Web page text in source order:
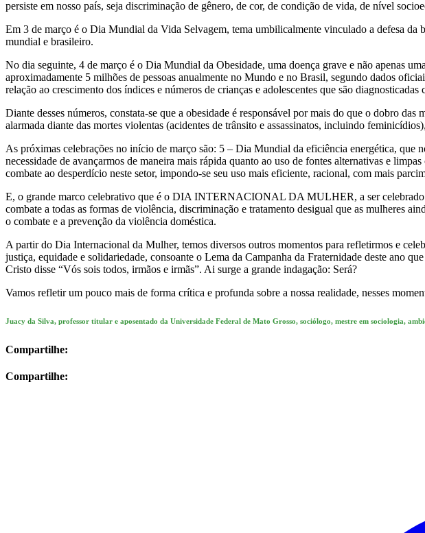
persiste em nosso país, seja discriminação de gênero, de cor, de condição de vida, de nível
Em 3 de março é o Dia Mundial da Vida Selvagem, tema umbilicalmente vinculado a defesa
mundial e brasileiro.
No dia seguinte, 4 de março é o Dia Mundial da Obesidade, uma doença grave e não apenas
aproximadamente 5 milhões de pessoas anualmente no Mundo e no Brasil, segundo dados
relação ao crescimento dos índices e números de crianças e adolescentes que são
Diante desses números, constata-se que a obesidade é responsável por mais do que o dobro
alarmada diante das mortes violentas (acidentes de trânsito e assassinatos, incluindo
As próximas celebrações no início de março são: 5 – Dia Mundial da eficiência energética, que
necessidade de avançarmos de maneira mais rápida quanto ao uso de fontes alternativas e
combate ao desperdício neste setor, impondo-se seu uso mais eficiente, racional, com mais
E, o grande marco celebrativo que é o DIA INTERNACIONAL DA MULHER, a ser celebrado
combate a todas as formas de violência, discriminação e tratamento desigual que as mulheres
o combate e a prevenção da violência doméstica.
A partir do Dia Internacional da Mulher, temos diversos outros momentos para refletirmos e
justiça, equidade e solidariedade, consoante o Lema da Campanha da Fraternidade deste ano
Cristo disse “Vós sois todos, irmãos e irmãs”. Ai surge a grande indagação: Será?
Vamos refletir um pouco mais de forma crítica e profunda sobre a nossa realidade, nesses
Juacy da Silva, professor titular e aposentado da Universidade Federal de Mato Grosso, sociólogo, mestre em sociologia,
Compartilhe:
Compartilhe: